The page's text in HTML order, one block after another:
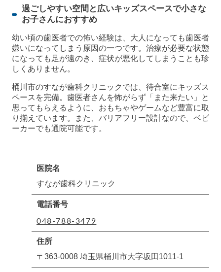
過ごしやすい空間と広いキッズスペースで小さな
お子さんにおすすめ
幼い頃の歯医者での怖い経験は、大人になっても歯医者
嫌いになってしまう原因の一つです。治療が必要な状態
になっても足が遠のき、症状が悪化してしまうことも珍
しくありません。
桶川市のすなが歯科クリニックでは、待合室にキッズス
ペースを完備。歯医者さんを怖がらず「また来たい」と
思ってもらえるように、おもちゃやゲームなど豊富に取
り揃えています。また、バリアフリー設計なので、ベビ
ーカーでも通院可能です。
医院名
すなが歯科クリニック
電話番号
048-788-3479
住所
〒363-0008 埼玉県桶川市大字坂田1011-1